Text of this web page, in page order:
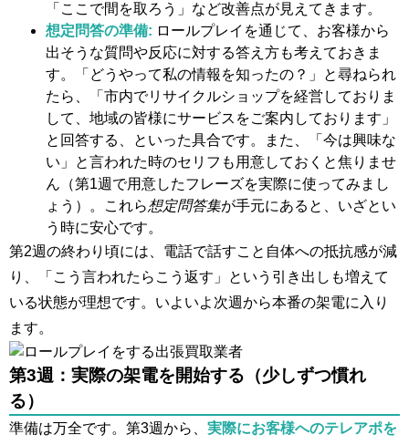
「ここで間を取ろう」など改善点が見えてきます。
想定問答の準備: ロールプレイを通じて、お客様から
出そうな質問や反応に対する答え方も考えておきま
す。「どうやって私の情報を知ったの？」と尋ねられ
たら、「市内でリサイクルショップを経営しておりま
して、地域の皆様にサービスをご案内しております」
と回答する、といった具合です。また、「今は興味な
い」と言われた時のセリフも用意しておくと焦りませ
ん（第1週で用意したフレーズを実際に使ってみまし
ょう）。これら想定問答集が手元にあると、いざとい
う時に安心です。
第2週の終わり頃には、電話で話すこと自体への抵抗感が減
り、「こう言われたらこう返す」という引き出しも増えて
いる状態が理想です。いよいよ次週から本番の架電に入り
ます。
第3週：実際の架電を開始する（少しずつ慣れ
る）
準備は万全です。第3週から、 実際にお客様へのテレアポを